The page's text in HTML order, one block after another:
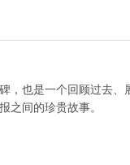
，也是一个回顾过去、
之间的珍贵故事。